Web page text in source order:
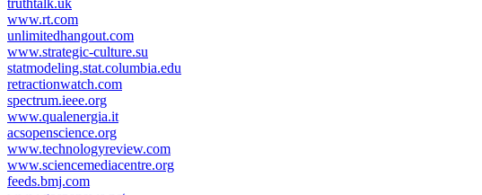
truthtalk.uk
www.rt.com
unlimitedhangout.com
www.strategic-culture.su
statmodeling.stat.columbia.edu
retractionwatch.com
spectrum.ieee.org
www.qualenergia.it
acsopenscience.org
www.technologyreview.com
www.sciencemediacentre.org
feeds.bmj.com